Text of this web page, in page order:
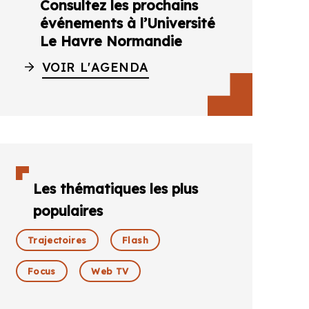
Consultez les prochains
événements à l’Université
Le Havre Normandie
VOIR L'AGENDA
Les thématiques les plus
populaires
Trajectoires Flash
Focus Web TV